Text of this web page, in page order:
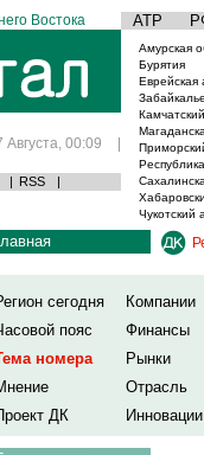
Востока АТР
Августа, 00:09 |
| RSS |
Амурская
Бурятия
Еврейская
Чукотский
сегодня
Компании
пояс
Финансы
номера
Рынки
Отрасль
ДК
Инновации